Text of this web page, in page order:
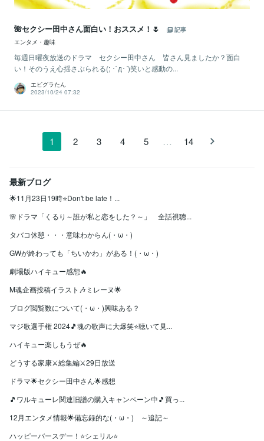
🌺セクシー田中さん面白い！おススメ！🌷
記事
エンタメ・趣味
毎週日曜夜放送のドラマ セクシー田中さん 皆さん見ましたか？面白
い！そのうえ心揺さぶられる(; ･`д･´)笑いと感動の...
エビグラたん
2023/10/24 07:32
1 2 3 4 5 … 14
最新ブログ
🌟11月23日19時⭐Don't be late！...
🌸ドラマ「くるり～誰が私と恋をした？～」 全話視聴...
タバコ休憩・・・意味わからん(・ω・)
GWが終わっても「ちいかわ」がある！(・ω・)
劇場版ハイキュー感想🔥
M魂企画投稿イラスト🎶ミレーヌ🌟
ブログ閲覧数について(・ω・)興味ある？
マジ歌選手権 2024🎵魂の歌声に大爆笑⭐聴いて見...
ハイキュー楽しもうぜ🔥
どうする家康⚔総集編⚔29日放送
ドラマ🌟セクシー田中さん🌟感想
🎵ワルキューレ関連旧譜の購入キャンペーン中🎵買っ...
12月エンタメ情報🌟備忘録的な(・ω・) ～追記～
ハッピーバースデー！⭐シェリル⭐